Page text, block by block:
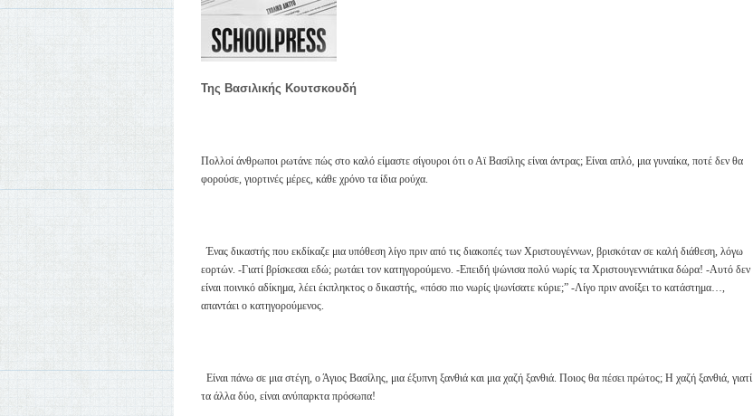
Της Βασιλικής Κουτσκουδή
Πολλοί άνθρωποι ρωτάνε πώς στο καλό είμαστε σίγουροι ότι ο Αϊ Βασίλης είναι άντρας; Είναι απλό, μια γυναίκα, ποτέ δεν θα
φορούσε, γιορτινές μέρες, κάθε χρόνο τα ίδια ρούχα.
Ένας δικαστής που εκδίκαζε μια υπόθεση λίγο πριν από τις διακοπές των Χριστουγέννων, βρισκόταν σε καλή διάθεση, λόγω
εορτών. -Γιατί βρίσκεσαι εδώ; ρωτάει τον κατηγορούμενο. -Επειδή ψώνισα πολύ νωρίς τα Χριστουγεννιάτικα δώρα! -Αυτό δεν
είναι ποινικό αδίκημα, λέει έκπληκτος ο δικαστής, «πόσο πιο νωρίς ψωνίσατε κύριε;” -Λίγο πριν ανοίξει το κατάστημα…,
απαντάει ο κατηγορούμενος.
Είναι πάνω σε μια στέγη, ο Άγιος Βασίλης, μια έξυπνη ξανθιά και μια χαζή ξανθιά. Ποιος θα πέσει πρώτος; Η χαζή ξανθιά, γιατί
τα άλλα δύο, είναι ανύπαρκτα πρόσωπα!